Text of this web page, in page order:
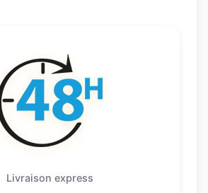
Livraison express